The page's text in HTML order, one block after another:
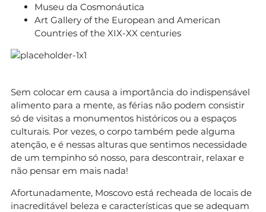
Museu da Cosmonáutica
Art Gallery of the European and American
Countries of the XIX-XX centuries
Sem colocar em causa a importância do indispensável
alimento para a mente, as férias não podem consistir
só de visitas a monumentos históricos ou a espaços
culturais. Por vezes, o corpo também pede alguma
atenção, e é nessas alturas que sentimos necessidade
de um tempinho só nosso, para descontrair, relaxar e
não pensar em mais nada!
Afortunadamente, Moscovo está recheada de locais de
inacreditável beleza e características que se adequam